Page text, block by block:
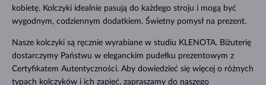
kobietę. Kolczyki idealnie pasują do każdego stroju i mogą być
wygodnym, codziennym dodatkiem. Świetny pomysł na prezent.
Nasze kolczyki są ręcznie wyrabiane w studiu KLENOTA. Biżuterię
dostarczymy Państwu w eleganckim pudełku prezentowym z
Certyfikatem Autentyczności. Aby dowiedzieć się więcej o różnych
typach kolczyków i ich zapięć, zapraszamy do naszego